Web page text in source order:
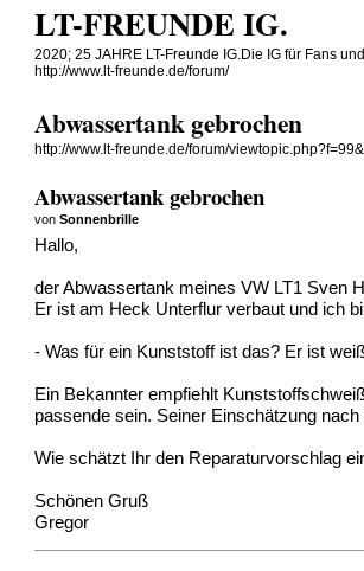
LT-FREUNDE IG.
2020; 25 JAHRE LT-Freunde IG.Die IG für Fans
http://www.lt-freunde.de/forum/
Abwassertank gebrochen
http://www.lt-freunde.de/forum/
Abwassertank gebrochen
vonSonnenbrille
Hallo,
der Abwassertank meines VW LT1 Sven
Er ist am Heck Unterflur verbaut und ich
- Was für ein Kunststoff ist das? Er ist
Ein Bekannter empfiehlt
passende sein. Seiner Einschätzung
Wie schätzt Ihr den Reparaturvorschlag
Schönen Gruß
Gregor